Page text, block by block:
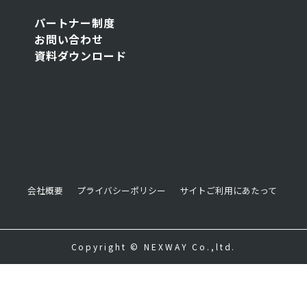
パートナー制度
お問い合わせ
資料ダウンロード
会社概要 プライバシーポリシー サイトご利用にあたって
Copyright © NEXWAY Co.,ltd.